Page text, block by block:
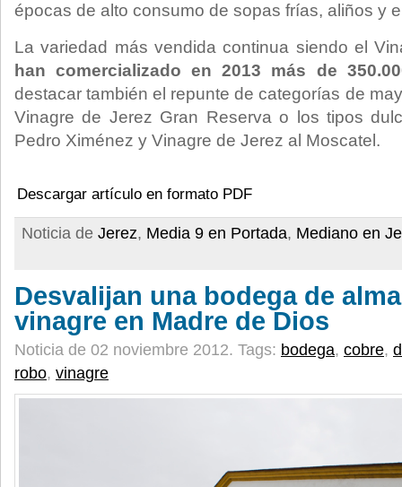
épocas de alto consumo de sopas frías, aliños y
La variedad más vendida continua siendo el
han comercializado en 2013 más de
destacar también el repunte de categorías de
Vinagre de Jerez Gran Reserva o los tipos
Pedro Ximénez y Vinagre de Jerez al Moscatel.
Descargar artículo en formato PDF
Noticia de Jerez, Media 9 en Portada, Mediano en
Desvalijan una bodega de
vinagre en Madre de Dios
Noticia de 02 noviembre 2012. Tags: bodega, cobre,
robo, vinagre